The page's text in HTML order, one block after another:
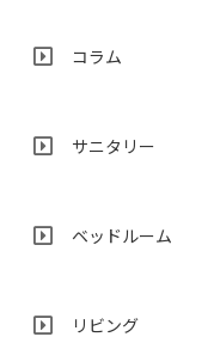
コラム
サニタリー
ベッドルーム
リビング